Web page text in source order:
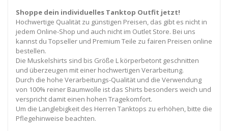
Shoppe dein individuelles Tanktop Outfit jetzt!
Hochwertige Qualität zu günstigen Preisen, das gibt es nicht in
jedem Online-Shop und auch nicht im Outlet Store. Bei uns
kannst du Topseller und Premium Teile zu fairen Preisen online
bestellen.
Die Muskelshirts sind bis Größe L körperbetont geschnitten
und überzeugen mit einer hochwertigen Verarbeitung.
Durch die hohe Verarbeitungs-Qualität und die Verwendung
von 100% reiner Baumwolle ist das Shirts besonders weich und
verspricht damit einen hohen Tragekomfort.
Um die Langlebigkeit des Herren Tanktops zu erhöhen, bitte die
Pflegehinweise beachten.